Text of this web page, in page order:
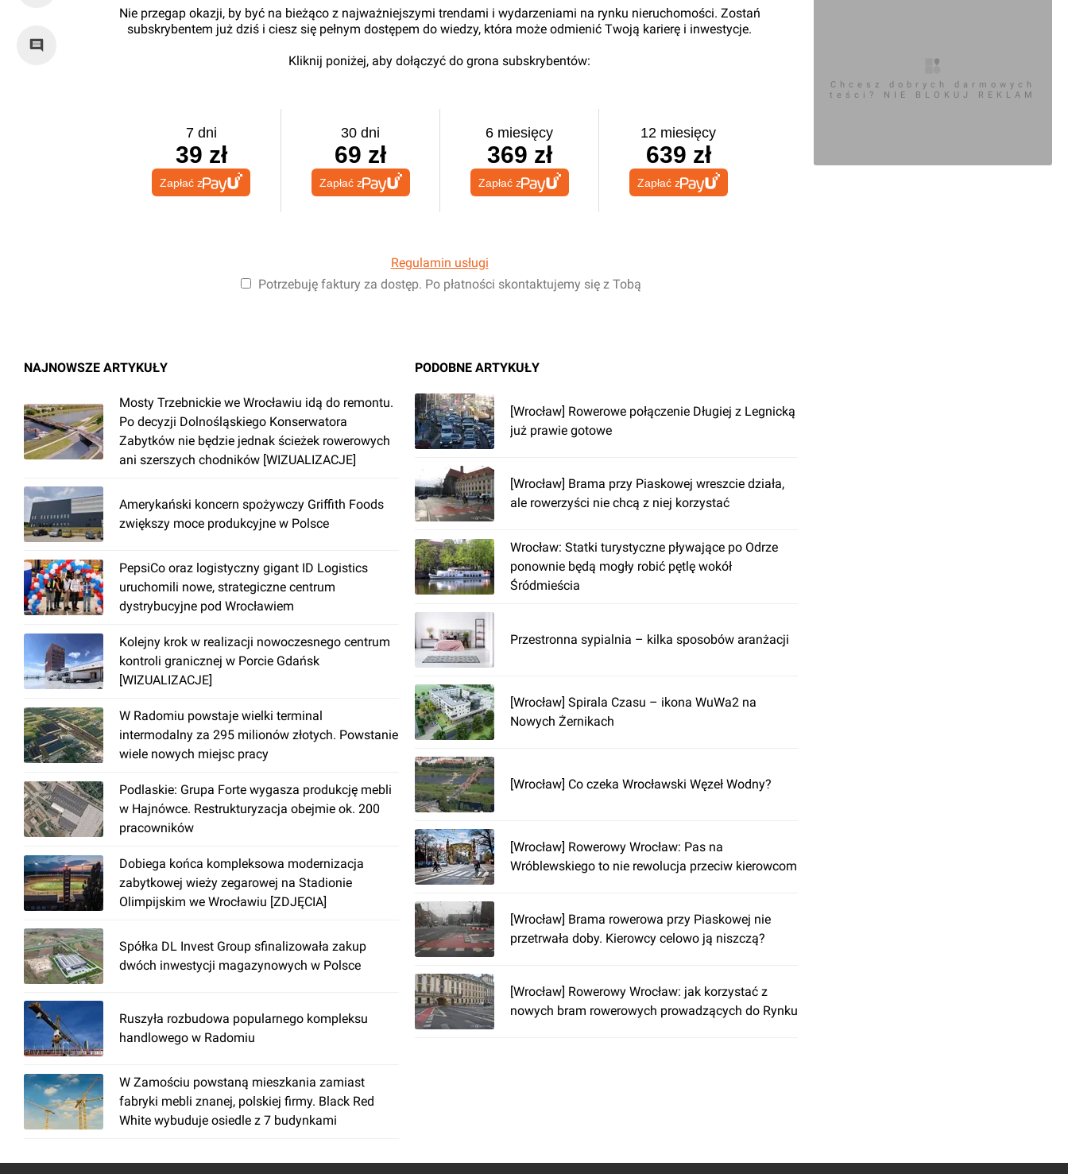
Nie przegap okazji, by być na bieżąco z najważniejszymi trendami i wydarzeniami na rynku nieruchomości. Zostań
subskrybentem już dziś i ciesz się pełnym dostępem do wiedzy, która może odmienić Twoją karierę i inwestycje.
Kliknij poniżej, aby dołączyć do grona subskrybentów:
7 dni
39 zł
Zapłać z
30 dni
69 zł
Zapłać z
6 miesięcy
369 zł
Zapłać z
12 miesięcy
639 zł
Zapłać z
Regulamin usługi
Potrzebuję faktury za dostęp. Po płatności skontaktujemy się z Tobą
NAJNOWSZE ARTYKUŁY
Mosty Trzebnickie we Wrocławiu idą do remontu.
Po decyzji Dolnośląskiego Konserwatora
Zabytków nie będzie jednak ścieżek rowerowych
ani szerszych chodników [WIZUALIZACJE]
Amerykański koncern spożywczy Griffith Foods
zwiększy moce produkcyjne w Polsce
PepsiCo oraz logistyczny gigant ID Logistics
uruchomili nowe, strategiczne centrum
dystrybucyjne pod Wrocławiem
Kolejny krok w realizacji nowoczesnego centrum
kontroli granicznej w Porcie Gdańsk
[WIZUALIZACJE]
W Radomiu powstaje wielki terminal
intermodalny za 295 milionów złotych. Powstanie
wiele nowych miejsc pracy
Podlaskie: Grupa Forte wygasza produkcję mebli
w Hajnówce. Restrukturyzacja obejmie ok. 200
pracowników
Dobiega końca kompleksowa modernizacja
zabytkowej wieży zegarowej na Stadionie
Olimpijskim we Wrocławiu [ZDJĘCIA]
Spółka DL Invest Group sfinalizowała zakup
dwóch inwestycji magazynowych w Polsce
Ruszyła rozbudowa popularnego kompleksu
handlowego w Radomiu
W Zamościu powstaną mieszkania zamiast
fabryki mebli znanej, polskiej firmy. Black Red
White wybuduje osiedle z 7 budynkami
PODOBNE ARTYKUŁY
[Wrocław] Rowerowe połączenie Długiej z Legnicką
już prawie gotowe
[Wrocław] Brama przy Piaskowej wreszcie działa,
ale rowerzyści nie chcą z niej korzystać
Wrocław: Statki turystyczne pływające po Odrze
ponownie będą mogły robić pętlę wokół
Śródmieścia
Przestronna sypialnia – kilka sposobów aranżacji
[Wrocław] Spirala Czasu – ikona WuWa2 na
Nowych Żernikach
[Wrocław] Co czeka Wrocławski Węzeł Wodny?
[Wrocław] Rowerowy Wrocław: Pas na
Wróblewskiego to nie rewolucja przeciw kierowcom
[Wrocław] Brama rowerowa przy Piaskowej nie
przetrwała doby. Kierowcy celowo ją niszczą?
[Wrocław] Rowerowy Wrocław: jak korzystać z
nowych bram rowerowych prowadzących do Rynku
Chcesz dobrych darmowych
teści? NIE BLOKUJ REKLAM